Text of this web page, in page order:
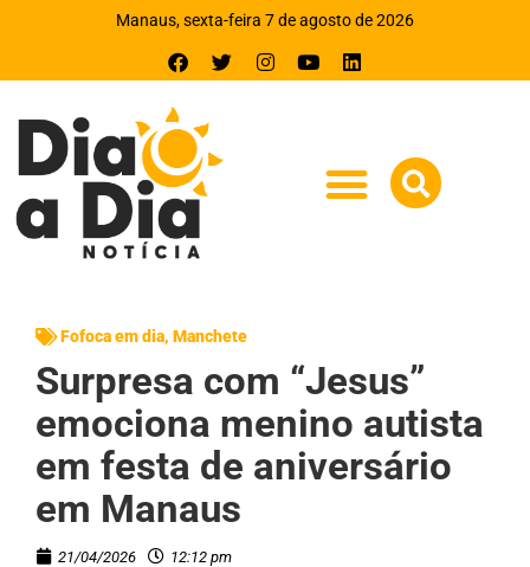
Manaus, sexta-feira 7 de agosto de 2026
Fofoca em dia, Manchete
Surpresa com “Jesus”
emociona menino autista
em festa de aniversário
em Manaus
21/04/2026 12:12 pm